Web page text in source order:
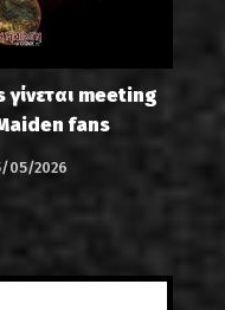
meeting
fans
05/2026